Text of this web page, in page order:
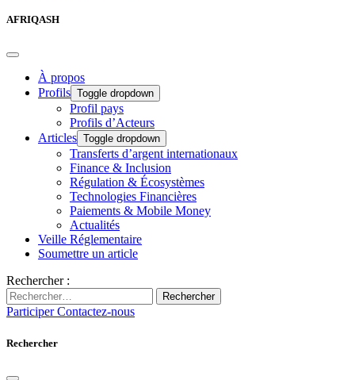
AFRIQASH
À propos
Profils Toggle dropdown
Profil pays
Profils d’Acteurs
Articles Toggle dropdown
Transferts d’argent internationaux
Finance & Inclusion
Régulation & Écosystèmes
Technologies Financières
Paiements & Mobile Money
Actualités
Veille Réglementaire
Soumettre un article
Rechercher :
Rechercher
ParticiperContactez-nous
Rechercher